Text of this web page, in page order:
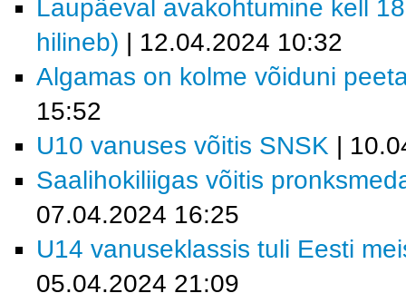
Laupäeval avakohtumine kell
hilineb) | 12.04.2024 10:32
Algamas on kolme võiduni
15:52
U10 vanuses võitis SNSK |
Saalihokiliigas võitis
07.04.2024 16:25
U14 vanuseklassis tuli Eesti
05.04.2024 21:09